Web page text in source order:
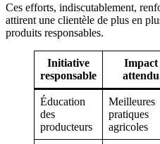
Ces efforts, indiscutablement,
attirent une clientèle de plus en
produits responsables.
Initiative
responsable
Impact
attendu
Éducation
des
producteurs
Meilleures
pratiques
agricoles